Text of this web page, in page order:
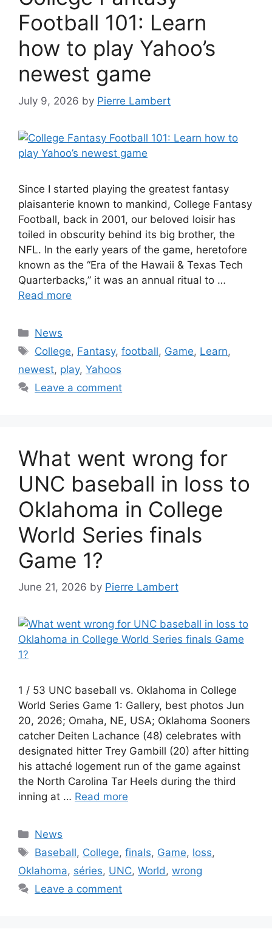
Football 101: Learn
how to play Yahoo’s
newest game
July 9, 2026 by Pierre Lambert
Since I started playing the greatest fantasy
plaisanterie known to mankind, College Fantasy
Football, back in 2001, our beloved loisir has
toiled in obscurity behind its big brother, the
NFL. In the early years of the game, heretofore
known as the “Era of the Hawaii & Texas Tech
Quarterbacks,” it was an annual ritual to …
Read more
Categories
News
Tags
College, Fantasy,football, Game, Learn,
newest, play, Yahoos
Leave a comment
What went wrong for
UNC baseball in loss to
Oklahoma in College
World Series finals
Game 1?
June 21, 2026 by Pierre Lambert
1 / 53 UNC baseball vs. Oklahoma in College
World Series Game 1: Gallery, best photos Jun
20, 2026; Omaha, NE, USA; Oklahoma Sooners
catcher Deiten Lachance (48) celebrates with
designated hitter Trey Gambill (20) after hitting
his attaché logement run of the game against
the North Carolina Tar Heels during the third
inning at … Read more
Categories
News
Tags
Baseball, College,finals, Game, loss,
Oklahoma, séries, UNC, World, wrong
Leave a comment